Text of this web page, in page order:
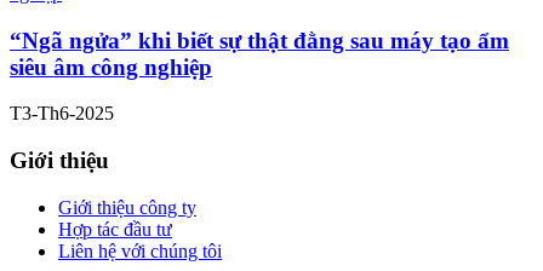
“Ngã ngửa” khi biết sự thật đằng sau máy tạo ẩm
siêu âm công nghiệp
T3-Th6-2025
Giới thiệu
Giới thiệu công ty
Hợp tác đầu tư
Liên hệ với chúng tôi